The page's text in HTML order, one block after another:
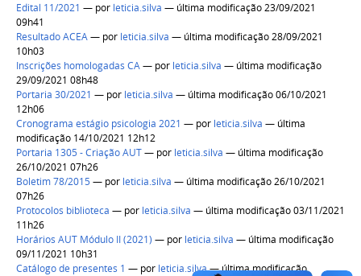
Edital 11/2021 — por leticia.silva — última modificação 23/09/2021
09h41
Resultado ACEA— por leticia.silva — última modificação 28/09/2021
10h03
Inscrições homologadas CA— por leticia.silva — última modificação
29/09/2021 08h48
Portaria 30/2021 — por leticia.silva — última modificação 06/10/2021
12h06
Cronograma estágio psicologia 2021 — por leticia.silva — última
modificação 14/10/2021 12h12
Portaria 1305 - Criação AUT— por leticia.silva — última modificação
26/10/2021 07h26
Boletim 78/2015— por leticia.silva — última modificação 26/10/2021
07h26
Protocolos biblioteca — por leticia.silva — última modificação 03/11/2021
11h26
Horários AUT Módulo II (2021) — por leticia.silva — última modificação
09/11/2021 10h31
Catálogo de presentes 1 — por leticia.silva— última modificação